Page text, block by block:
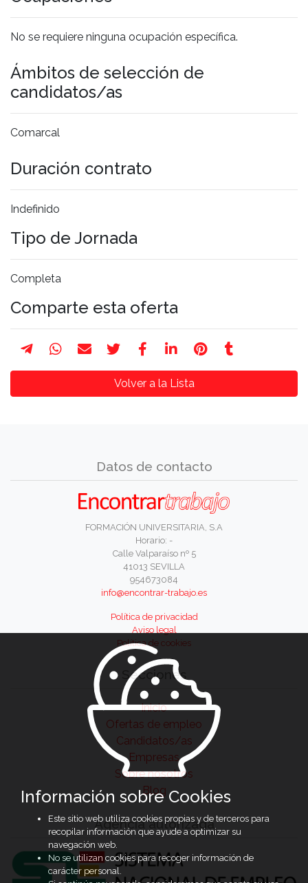
No se requiere ninguna ocupación específica.
Ámbitos de selección de
candidatos/as
Comarcal
Duración contrato
Indefinido
Tipo de Jornada
Completa
Comparte esta oferta
Volver a la Lista
Datos de contacto
FORMACIÓN UNIVERSITARIA, S.A
Horario: -
Calle Valparaíso nº 5
41013 SEVILLA
954673084
info@encontrar-trabajo.es
Política de privacidad
Aviso legal
Política de cookies
Secciones
Inicio
Ofertas de empleo
Candidatos/as
Empresas
Sobre nosotros
Blog
Agencia autorizada
Información sobre Cookies
Este sitio web utiliza cookies propias y de terceros para
recopilar información que ayude a optimizar su
navegación web.
No se utilizan cookies para recoger información de
carácter personal.